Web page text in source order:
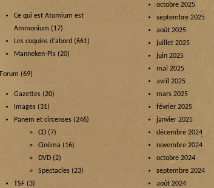
Ce qui est Atomium est
Ammonium (17)
Les coquins d'abord (661)
Manneken-Pis (20)
Forum (69)
Gazettes (20)
Images (31)
Panem et circenses (246)
CD (7)
Cinéma (16)
DVD (2)
Spectacles (23)
TSF (3)
octobre 2025
septembre 2025
août 2025
juillet 2025
juin 2025
mai 2025
avril 2025
mars 2025
février 2025
janvier 2025
décembre 2024
novembre 2024
octobre 2024
septembre 2024
août 2024